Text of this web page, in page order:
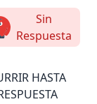
Sin
Respuesta
HASTA